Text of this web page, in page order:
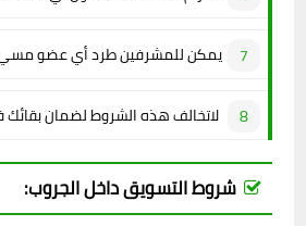
يمكن للمشرفين طرد أي عضو
لاتخالف هذه الشروط لضمان
شروط التسويق داخل الجروب: